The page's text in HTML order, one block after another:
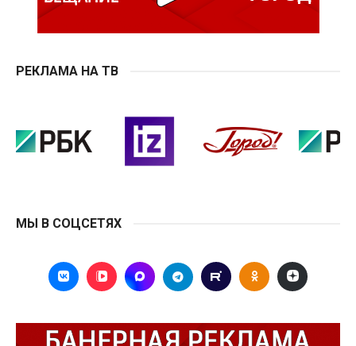
РЕКЛАМА НА ТВ
МЫ В СОЦСЕТЯХ